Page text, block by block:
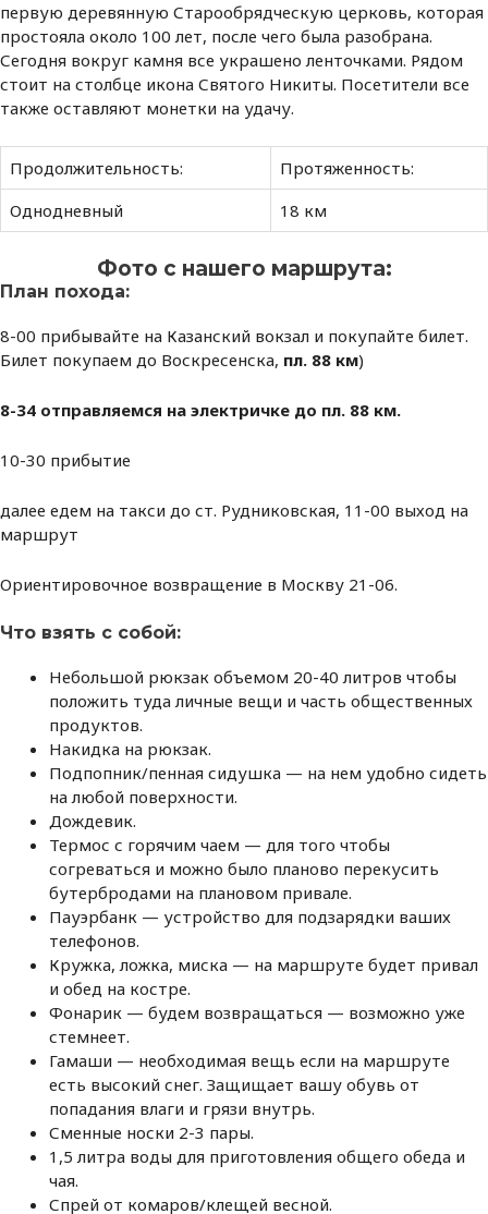
первую деревянную Старообрядческую церковь, которая
простояла около 100 лет, после чего была разобрана.
Сегодня вокруг камня все украшено ленточками. Рядом
стоит на столбце икона Святого Никиты. Посетители все
также оставляют монетки на удачу.
Продолжительность:
Протяженность:
Однодневный
18 км
Фото с нашего маршрута:
План похода:
8-00 прибывайте на Казанский вокзал и покупайте билет.
Билет покупаем до Воскресенска, пл. 88 км)
8-34 отправляемся на электричке до пл. 88 км.
10-30 прибытие
далее едем на такси до ст. Рудниковская, 11-00 выход на
маршрут
Ориентировочное возвращение в Москву 21-06.
Что взять с собой:
Небольшой рюкзак объемом 20-40 литров чтобы
положить туда личные вещи и часть общественных
продуктов.
Накидка на рюкзак.
Подпопник/пенная сидушка — на нем удобно сидеть
на любой поверхности.
Дождевик.
Термос с горячим чаем — для того чтобы
согреваться и можно было планово перекусить
бутербродами на плановом привале.
Пауэрбанк — устройство для подзарядки ваших
телефонов.
Кружка, ложка, миска — на маршруте будет привал
и обед на костре.
Фонарик — будем возвращаться — возможно уже
стемнеет.
Гамаши — необходимая вещь если на маршруте
есть высокий снег. Защищает вашу обувь от
попадания влаги и грязи внутрь.
Сменные носки 2-3 пары.
1,5 литра воды для приготовления общего обеда и
чая.
Спрей от комаров/клещей весной.